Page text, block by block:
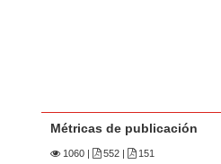
Métricas de publicación
1060 552 | 151